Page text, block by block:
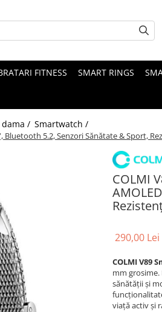
FITNESS SMART RINGS
/ Smartwatch /
Bluetooth 5.2, Senzori Sănătate & Sport,
COLMI
290,00 Lei
COLMI V89
mm grosime.
sănătății și
viață activ și